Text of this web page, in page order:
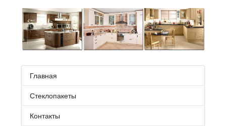
Главная
Стеклопакеты
Контакты